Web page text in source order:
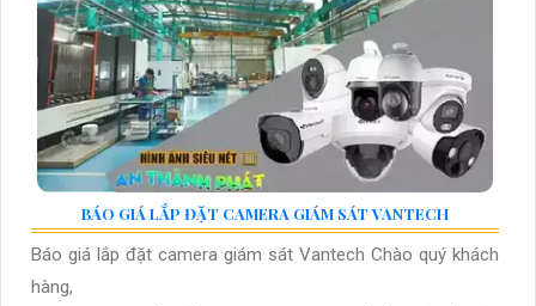
BÁO GIÁ LẮP ĐẶT CAMERA GIÁM SÁT VANTECH
Báo giá lắp đặt camera giám sát Vantech Chào quý khách
hàng,